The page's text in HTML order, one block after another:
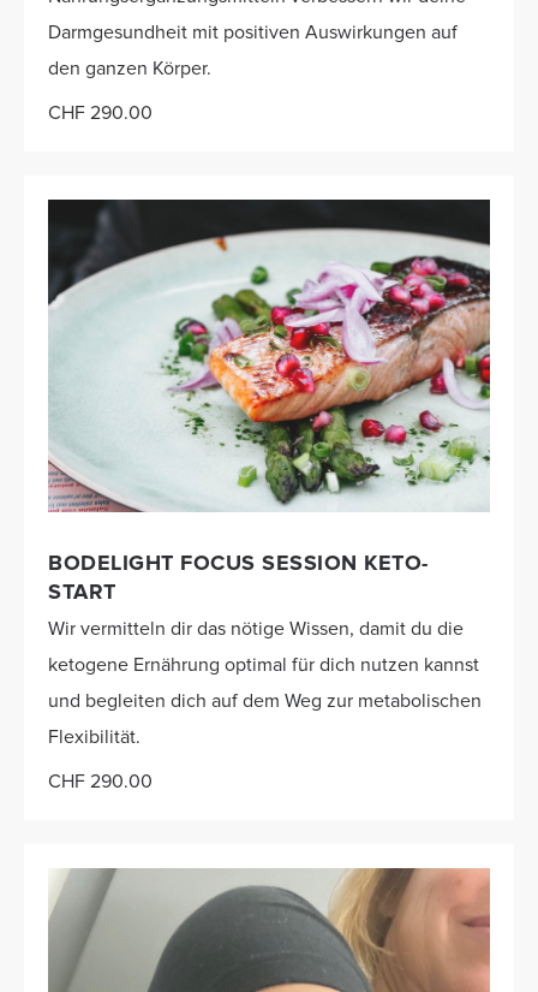
Darmgesundheit mit positiven Auswirkungen auf
den ganzen Körper.
CHF 290.00
BODELIGHT FOCUS SESSION KETO-
START
Wir vermitteln dir das nötige Wissen, damit du die
ketogene Ernährung optimal für dich nutzen kannst
und begleiten dich auf dem Weg zur metabolischen
Flexibilität.
CHF 290.00